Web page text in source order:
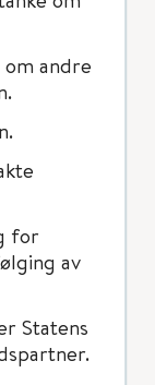
andre
for
av
Statens